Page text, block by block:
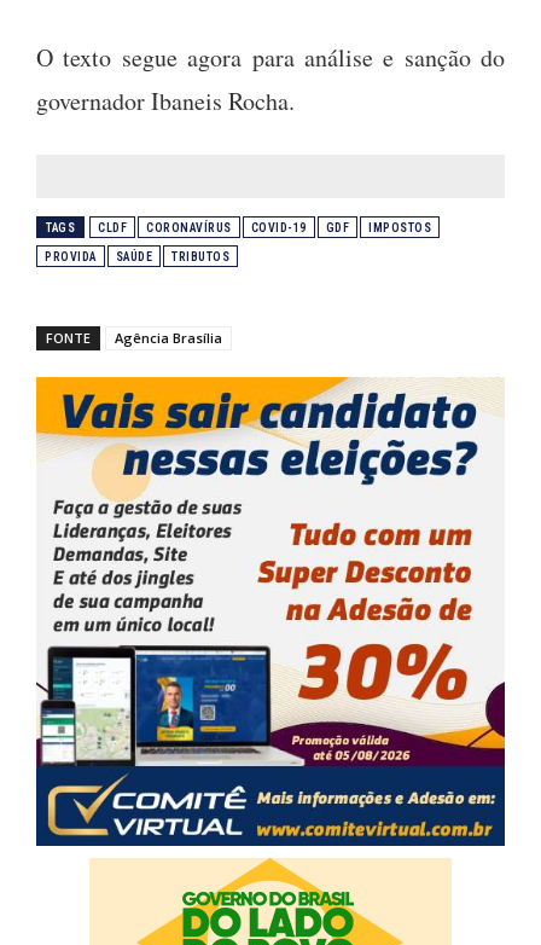
O texto segue agora para análise e sanção do
governador Ibaneis Rocha.
TAGS CLDF CORONAVÍRUS COVID-19 GDF IMPOSTOS
PROVIDA SAÚDE TRIBUTOS
FONTE Agência Brasília